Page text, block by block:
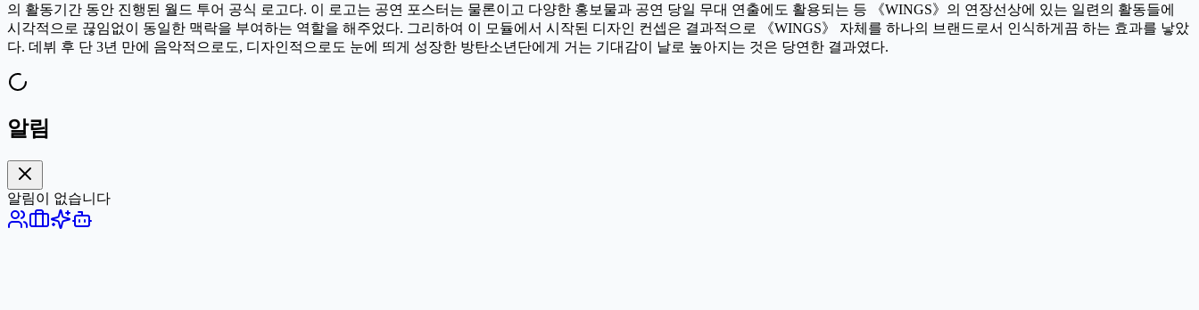
의 활동기간 동안 진행된 월드 투어 공식 로고다. 이 로고는 공연 포스터는 물론이고 다양한 홍보물과 공연 당일 무대 연출에도 활용되는 등 《WINGS》의 연장선상에 있는 일련의 활동들에
시각적으로 끊임없이 동일한 맥락을 부여하는 역할을 해주었다. 그리하여 이 모듈에서 시작된 디자인 컨셉은 결과적으로 《WINGS》 자체를 하나의 브랜드로서 인식하게끔 하는 효과를 낳았
다. 데뷔 후 단 3년 만에 음악적으로도, 디자인적으로도 눈에 띄게 성장한 방탄소년단에게 거는 기대감이 날로 높아지는 것은 당연한 결과였다.
알림
알림이 없습니다